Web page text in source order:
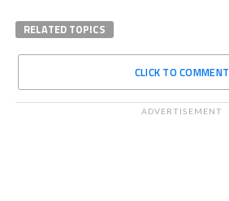
RELATED TOPICS
CLICK TO COMMENT
ADVERTISEMENT